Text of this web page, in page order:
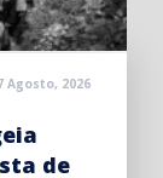
Agosto, 2026
de